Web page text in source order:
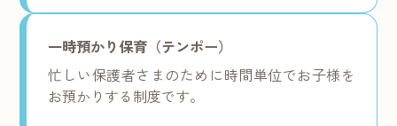
一時預かり保育（テンポー）
忙しい保護者さまのために時間単位でお子様を
お預かりする制度です。